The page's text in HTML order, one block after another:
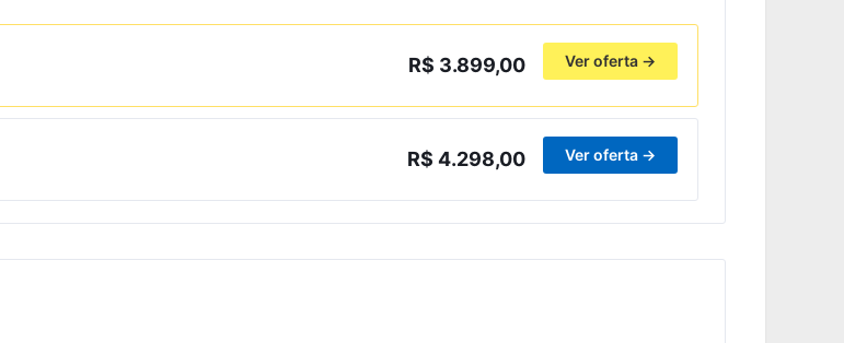
R$ 3.899,00 Ver oferta →
R$ 4.298,00 Ver oferta →